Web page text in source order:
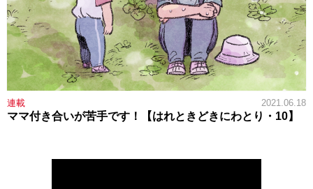
連載 2021.06.18
ママ付き合いが苦手です！【はれときどきにわとり・10】